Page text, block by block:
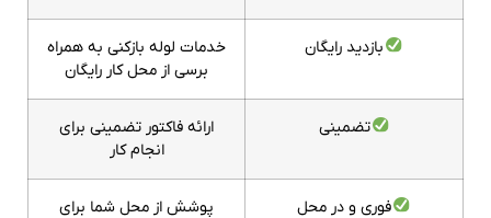
بازدید رایگان
خدمات لوله بازکنی به همراه
برسی از محل کار رایگان
تضمینی
ارائه فاکتور تضمینی برای
انجام کار
فوری و در محل
پوشش از محل شما برای